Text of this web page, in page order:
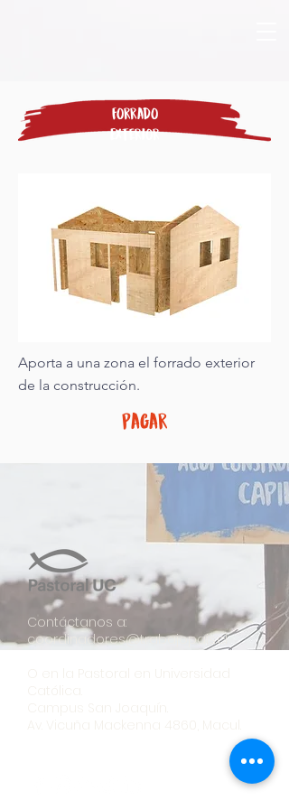
Forrado
Exterior
Aporta a una zona el forrado exterior
de la construcción.
Pagar
Contáctanos a:
coordinadores@trabajopais.cl
O en la Pastoral en Universidad
Católica.
Campus San Joaquín.
Av. Vicuña Mackenna 4860, Macul.